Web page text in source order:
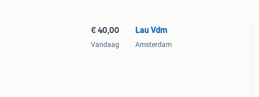
€ 40,00
Vandaag
Lau Vdm
Amsterdam